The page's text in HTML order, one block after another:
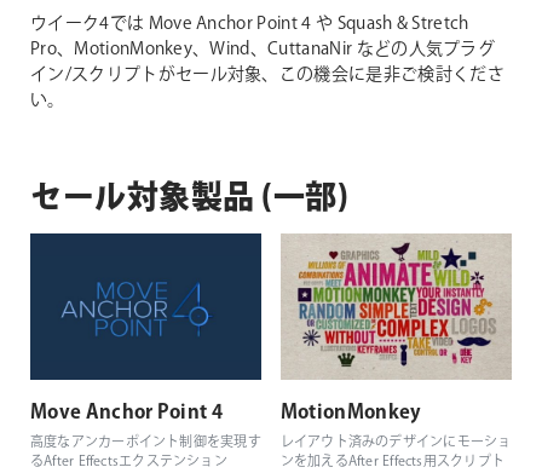
ウイーク4では Move Anchor Point 4 や Squash & Stretch
Pro、MotionMonkey、Wind、CuttanaNir などの人気プラグ
イン/スクリプトがセール対象、この機会に是非ご検討くださ
い。
セール対象製品 (一部)
Move Anchor Point 4
高度なアンカーポイント制御を実現す
るAfter Effectsエクステンション
MotionMonkey
レイアウト済みのデザインにモーショ
ンを加えるAfter Effects用スクリプト